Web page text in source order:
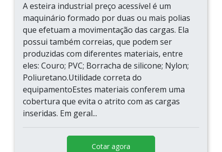
A esteira industrial preço acessível é um
maquinário formado por duas ou mais polias
que efetuam a movimentação das cargas. Ela
possui também correias, que podem ser
produzidas com diferentes materiais, entre
eles: Couro; PVC; Borracha de silicone; Nylon;
Poliuretano.Utilidade correta do
equipamentoEstes materiais conferem uma
cobertura que evita o atrito com as cargas
inseridas. Em geral...
Cotar agora